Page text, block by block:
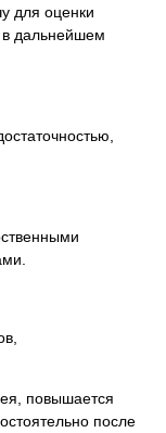
для оценки
в дальнейшем
повышается
после